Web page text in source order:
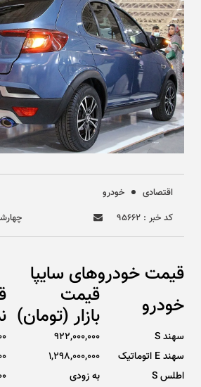
اقتصادی
خودرو
کد خبر : ۹۵۶۶۲
چهارشنبه ۲۴ دی
قیمت خودروهای سایپا
خودرو
قیمت
بازار (تومان)
سهند S 922,000,000
سهند E اتوماتیک
1,298,000,000
اطلس S
به زودی